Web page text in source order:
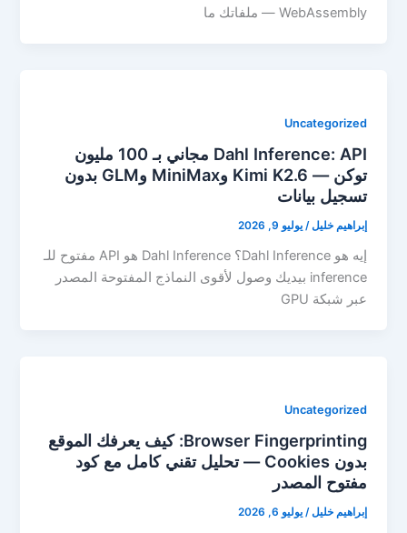
WebAssembly — ملفاتك ما
Uncategorized
Dahl Inference: API مجاني بـ 100 مليون
توكن — Kimi K2.6 وMiniMax وGLM بدون
تسجيل بيانات
إبراهيم خليل/يوليو 9, 2026
إيه هو Dahl Inference؟ Dahl Inference هو API مفتوح للـ
inference بيديك وصول لأقوى النماذج المفتوحة المصدر
عبر شبكة GPU
Uncategorized
Browser Fingerprinting: كيف يعرفك الموقع
بدون Cookies — تحليل تقني كامل مع كود
مفتوح المصدر
إبراهيم خليل/يوليو 6, 2026